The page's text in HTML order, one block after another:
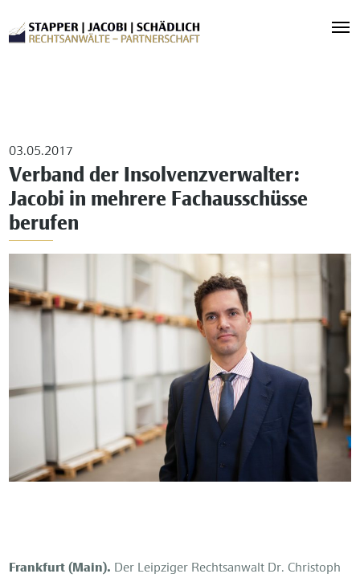
03.05.2017
Verband der Insolvenzverwalter:
Jacobi in mehrere Fachausschüsse
berufen
Frankfurt (Main). Der Leipziger Rechtsanwalt Dr. Christoph